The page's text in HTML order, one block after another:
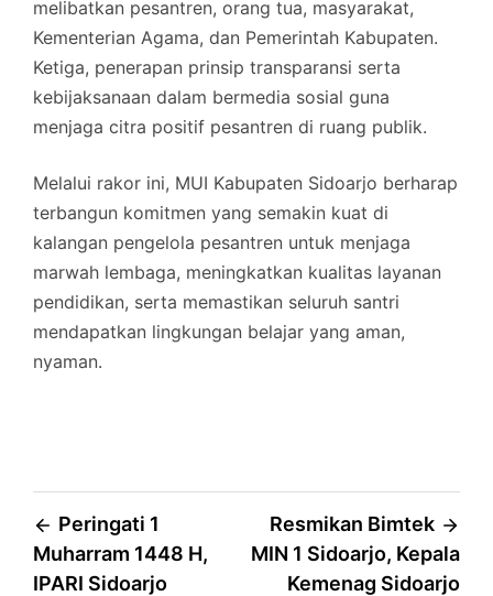
melibatkan pesantren, orang tua, masyarakat,
Kementerian Agama, dan Pemerintah Kabupaten.
Ketiga, penerapan prinsip transparansi serta
kebijaksanaan dalam bermedia sosial guna
menjaga citra positif pesantren di ruang publik.
Melalui rakor ini, MUI Kabupaten Sidoarjo berharap
terbangun komitmen yang semakin kuat di
kalangan pengelola pesantren untuk menjaga
marwah lembaga, meningkatkan kualitas layanan
pendidikan, serta memastikan seluruh santri
mendapatkan lingkungan belajar yang aman,
nyaman.
Post
navigation
Peringati 1
Muharram 1448 H,
IPARI Sidoarjo
Resmikan Bimtek
MIN 1 Sidoarjo, Kepala
Kemenag Sidoarjo